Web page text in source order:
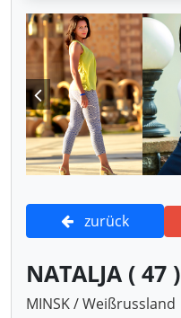
zurück
NATALJA ( 47 )
MINSK / Weißrussland